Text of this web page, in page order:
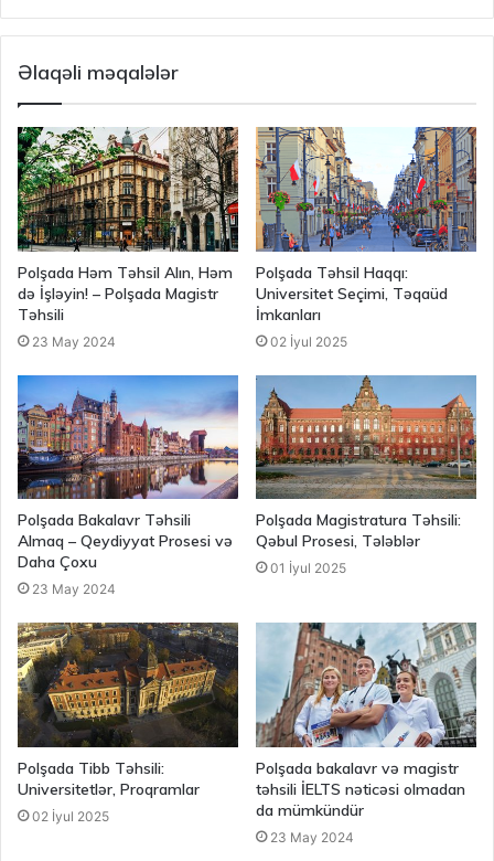
Əlaqəli məqalələr
Polşada Həm Təhsil Alın, Həm
də İşləyin! – Polşada Magistr
Təhsili
23 May 2024
Polşada Təhsil Haqqı:
Universitet Seçimi, Təqaüd
İmkanları
02 İyul 2025
Polşada Bakalavr Təhsili
Almaq – Qeydiyyat Prosesi və
Daha Çoxu
23 May 2024
Polşada Magistratura Təhsili:
Qəbul Prosesi, Tələblər
01 İyul 2025
Polşada Tibb Təhsili:
Universitetlər, Proqramlar
02 İyul 2025
Polşada bakalavr və magistr
təhsili İELTS nəticəsi olmadan
da mümkündür
23 May 2024